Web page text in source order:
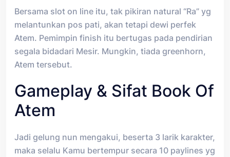
Bersama slot on line itu, tak pikiran natural “Ra” yg
melantunkan pos pati, akan tetapi dewi perfek
Atem. Pemimpin finish itu bertugas pada pendirian
segala bidadari Mesir. Mungkin, tiada greenhorn,
Atem tersebut.
Gameplay & Sifat Book Of
Atem
Jadi gelung nun mengakui, beserta 3 larik karakter,
maka selalu Kamu bertempur secara 10 paylines yg